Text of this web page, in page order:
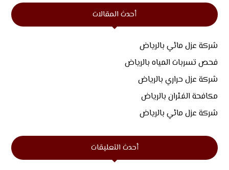
أحدث المقالات
شركة عزل مائي بالرياض
فحص تسربات المياه بالرياض
شركة عزل حراري بالرياض
مكافحة الفئران بالرياض
شركة عزل مائي بالرياض
أحدث التعليقات